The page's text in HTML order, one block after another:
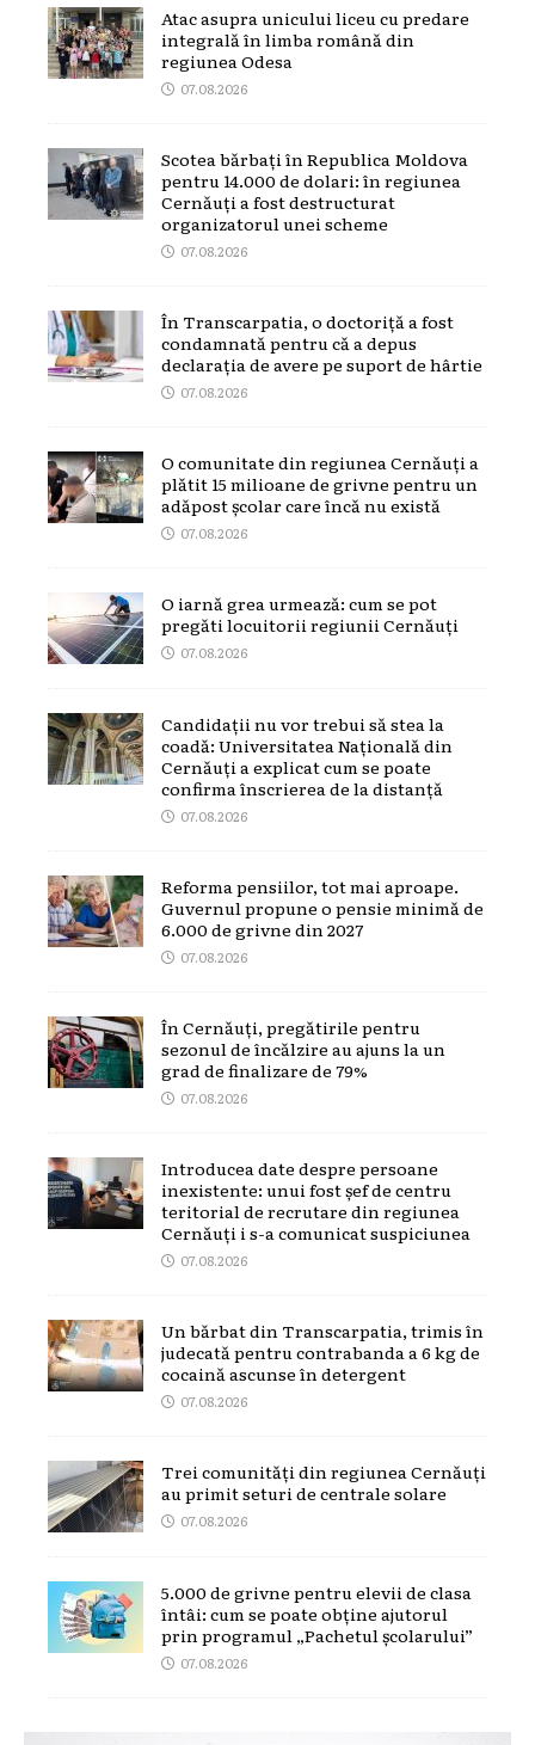
Atac asupra unicului liceu cu predare
integrală în limba română din
regiunea Odesa
07.08.2026
Scotea bărbați în Republica Moldova
pentru 14.000 de dolari: în regiunea
Cernăuți a fost destructurat
organizatorul unei scheme
07.08.2026
În Transcarpatia, o doctoriță a fost
condamnată pentru că a depus
declarația de avere pe suport de hârtie
07.08.2026
O comunitate din regiunea Cernăuți a
plătit 15 milioane de grivne pentru un
adăpost școlar care încă nu există
07.08.2026
O iarnă grea urmează: cum se pot
pregăti locuitorii regiunii Cernăuți
07.08.2026
Candidații nu vor trebui să stea la
coadă: Universitatea Națională din
Cernăuți a explicat cum se poate
confirma înscrierea de la distanță
07.08.2026
Reforma pensiilor, tot mai aproape.
Guvernul propune o pensie minimă de
6.000 de grivne din 2027
07.08.2026
În Cernăuți, pregătirile pentru
sezonul de încălzire au ajuns la un
grad de finalizare de 79%
07.08.2026
Introducea date despre persoane
inexistente: unui fost șef de centru
teritorial de recrutare din regiunea
Cernăuți i s-a comunicat suspiciunea
07.08.2026
Un bărbat din Transcarpatia, trimis în
judecată pentru contrabanda a 6 kg de
cocaină ascunse în detergent
07.08.2026
Trei comunități din regiunea Cernăuți
au primit seturi de centrale solare
07.08.2026
5.000 de grivne pentru elevii de clasa
întâi: cum se poate obține ajutorul
prin programul „Pachetul școlarului”
07.08.2026